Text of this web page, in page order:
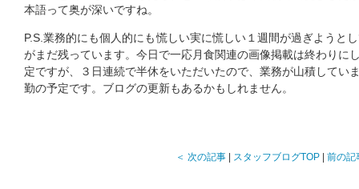
本語って奥が深いですね。
P.S.業務的にも個人的にも慌しい実に慌しい１週間が過ぎようと
がまだ残っています。今日で一応月食関連の画像掲載は終わりに
定ですが、３日連続で半休をいただいたので、業務が山積してい
勤の予定です。ブログの更新もあるかもしれません。
＜ 次の記事 スタッフブログTOP 前の記